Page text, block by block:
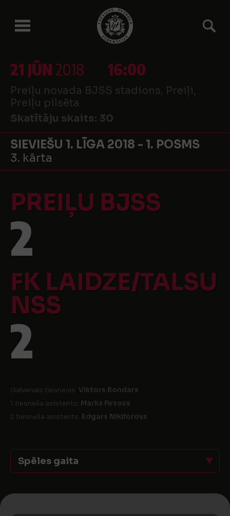
21 JŪN2018 16:00
Preiļu novada BJSS stadions, Preiļi,
Preiļu pilsēta
Skatītāju skaits: 30
SIEVIEŠU 1. LĪGA 2018 - 1. POSMS
3. kārta
PREIĻU BJSS
2
FK LAIDZE/TALSU
NSS
2
Galvenais tiesnesis: Viktors Bondars
1 tiesneša asistents: Marks Firsovs
2 tiesneša asistents: Edgars Nikiforovs
Spēles gaita